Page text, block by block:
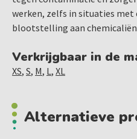
werken, zelfs in situaties met
blootstelling aan
Verkrijgbaar in de
XS, S, M, L, XL
Alternatieve